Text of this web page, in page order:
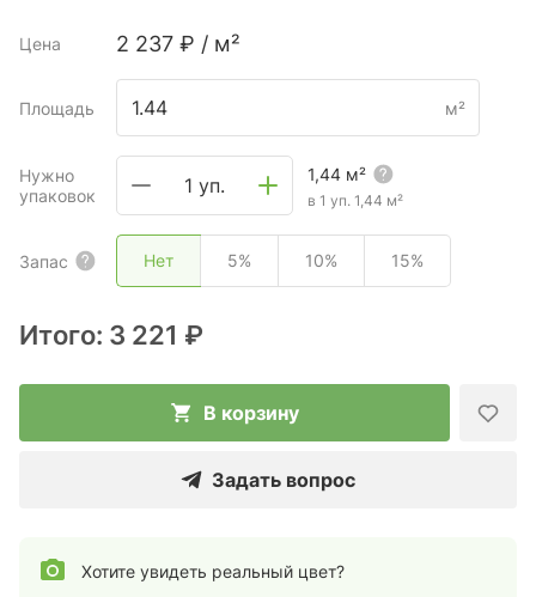
Цена 2 237 ₽ / м²
Площадь м²
Нужно
упаковок
1 уп. 1,44 м²
в 1 уп. 1,44 м²
Запас Нет 5% 10% 15%
Итого: 3 221 ₽
В корзину
Задать вопрос
Хотите увидеть реальный цвет?